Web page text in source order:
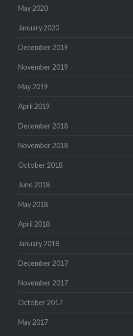
May 2020
January 2020
December 2019
November 2019
May 2019
April 2019
December 2018
November 2018
October 2018
June 2018
May 2018
April 2018
January 2018
December 2017
November 2017
October 2017
May 2017